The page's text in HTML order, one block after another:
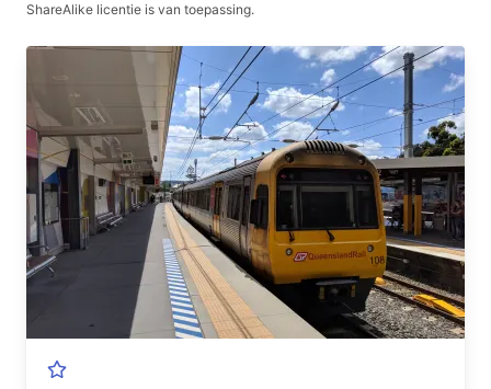
ShareAlike licentie is van toepassing.